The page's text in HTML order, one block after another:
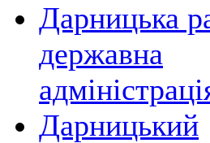
Дарницька
державна
Дарницький